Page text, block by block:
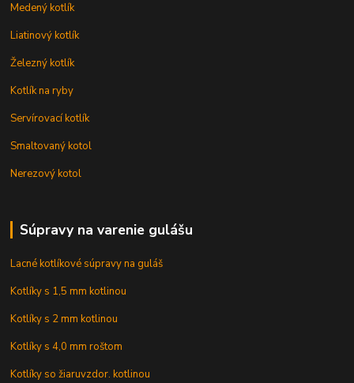
Medený kotlík
Liatinový kotlík
Železný kotlík
Kotlík na ryby
Servírovací kotlík
Smaltovaný kotol
Nerezový kotol
Súpravy na varenie gulášu
Lacné kotlíkové súpravy na guláš
Kotlíky s 1,5 mm kotlinou
Kotlíky s 2 mm kotlinou
Kotlíky s 4,0 mm roštom
Kotlíky so žiaruvzdor. kotlinou